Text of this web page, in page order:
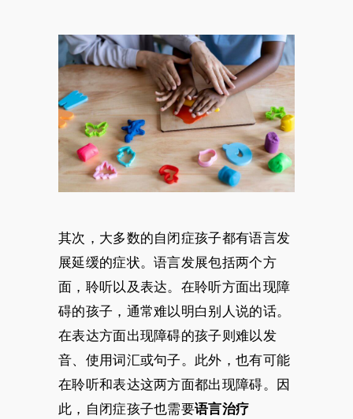
其次，大多数的自闭症孩子都有语言发
展延缓的症状。语言发展包括两个方
面，聆听以及表达。在聆听方面出现障
碍的孩子，通常难以明白别人说的话。
在表达方面出现障碍的孩子则难以发
音、使用词汇或句子。此外，也有可能
在聆听和表达这两方面都出现障碍。因
此，自闭症孩子也需要语言治疗